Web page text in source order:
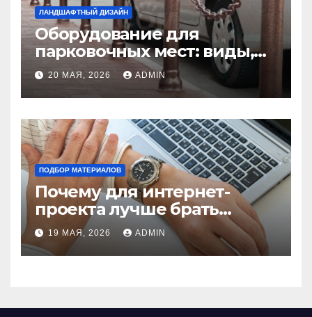
ЛАНДШАФТНЫЙ ДИЗАЙН
Оборудование для
парковочных мест: виды,
функции и нормы
установки
20 МАЯ, 2026 ADMIN
ПОДБОР МАТЕРИАЛОВ
Почему для интернет-
проекта лучше брать
отдельный сервер:
преимущества и ключевые
аспекты
19 МАЯ, 2026 ADMIN